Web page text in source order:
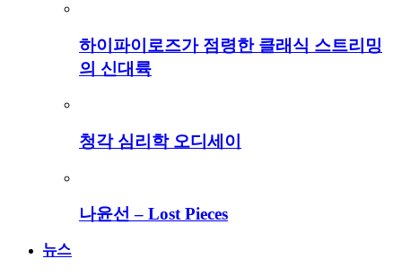
하이파이로즈가 점령한 클래식 스트리밍
의 신대륙
청각 심리학 오디세이
나윤선 – Lost Pieces
뉴스